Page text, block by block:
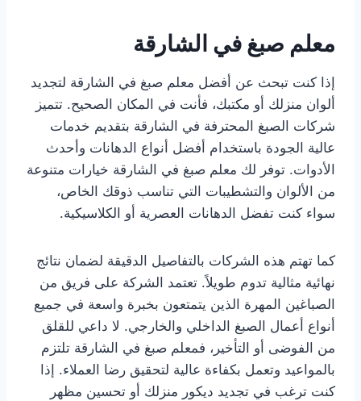
معلم صبغ في الشارقة
إذا كنت تبحث عن أفضل معلم صبغ في الشارقة لتجديد
ألوان منزلك أو مكتبك، فأنت في المكان الصحيح. تتميز
شركات الصبغ المحترفة في الشارقة بتقديم خدمات
عالية الجودة باستخدام أفضل أنواع الدهانات وأحدث
الأدوات. توفر لك معلم صبغ في الشارقة خيارات متنوعة
من الألوان والتشطيبات التي تناسب ذوقك الخاص،
سواء كنت تفضل الدهانات العصرية أو الكلاسيكية.
كما تهتم هذه الشركات بالتفاصيل الدقيقة لضمان نتائج
نهائية مثالية تدوم طويلاً. تعتمد الشركة على فريق من
الصباغين المهرة الذين يتمتعون بخبرة واسعة في جميع
أنواع أعمال الصبغ الداخلي والخارجي. لا داعي للقلق
من الفوضى أو التأخير، فمعلم صبغ في الشارقة تلتزم
بالمواعيد وتعمل بكفاءة عالية لتحقيق رضا العملاء. إذا
كنت ترغب في تجديد ديكور منزلك أو تحسين مظهر